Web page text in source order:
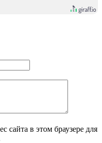
сайта в этом браузере для